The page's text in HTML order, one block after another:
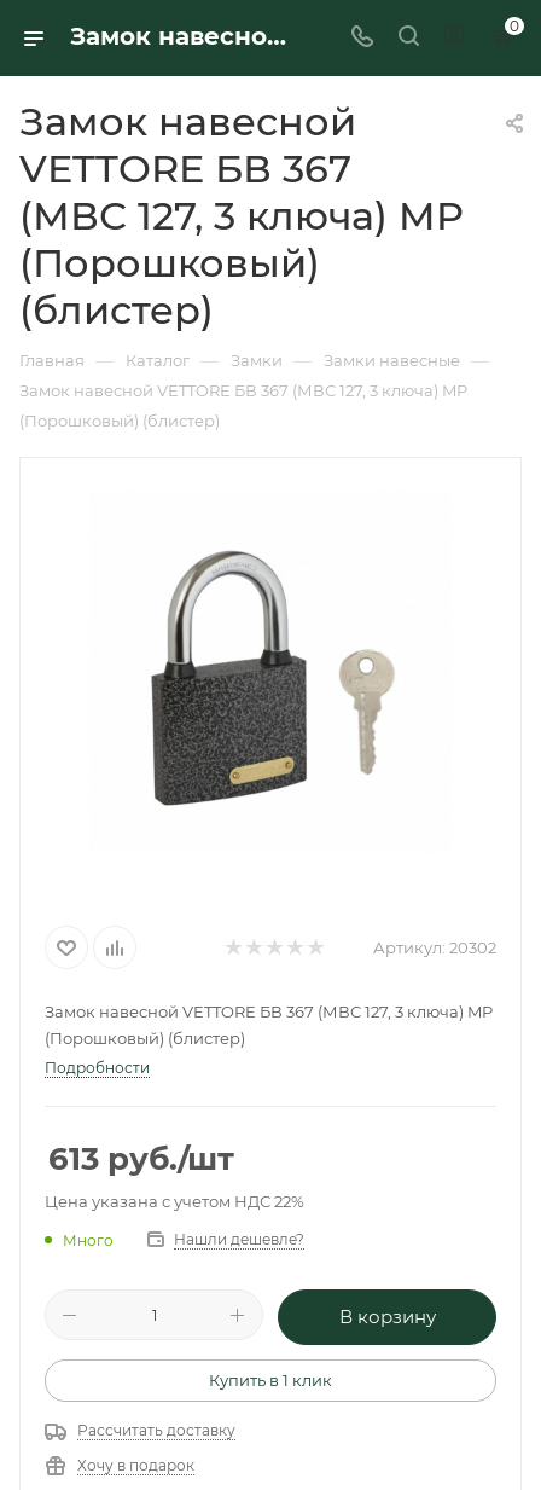
Замок навесной VETTORE БВ 367 (МВС 127, 3 ключа) MP (Порошковый) (блистер) - купить в интернет-магазине Ferre 0
Замок навесной
VETTORE БВ 367
(МВС 127, 3 ключа) MP
(Порошковый)
(блистер)
Главная — Каталог — Замки — Замки навесные —
Замок навесной VETTORE БВ 367 (МВС 127, 3 ключа) MP
(Порошковый) (блистер)
Артикул: 20302
Замок навесной VETTORE БВ 367 (МВС 127, 3 ключа) MP
(Порошковый) (блистер)
Подробности
613 руб./шт
Цена указана с учетом НДС 22%
Много Нашли дешевле?
В корзину
Купить в 1 клик
Рассчитать доставку
Хочу в подарок